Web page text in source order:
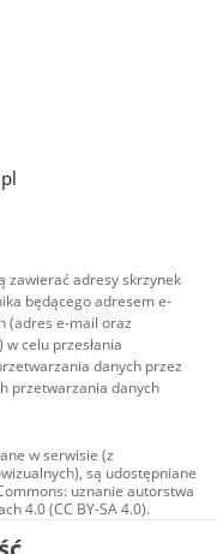
zawierać adresy skrzynek
będącego adresem e-
(adres e-mail oraz
celu przesłania
danych przez
przetwarzania danych
w serwisie (z
są udostępniane
uznanie autorstwa
4.0 (CC BY-SA 4.0).
tym zdjęcia, materiały
na licencji typu